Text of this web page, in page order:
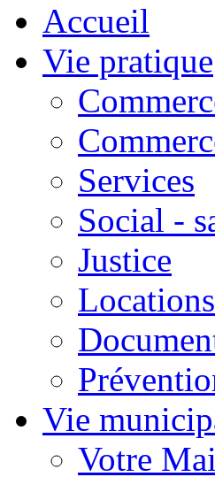
Accueil
Vie pratique
Services
Social -
Justice
Vie
Votre